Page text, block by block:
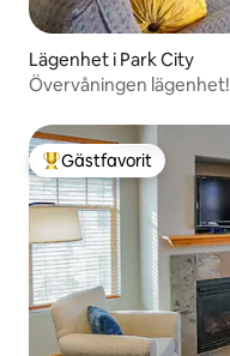
Lägenhet i Park City
Övervåningen lägenhet!
Populär gästfavorit
Gästfavorit